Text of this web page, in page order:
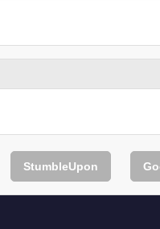
StumbleUpon